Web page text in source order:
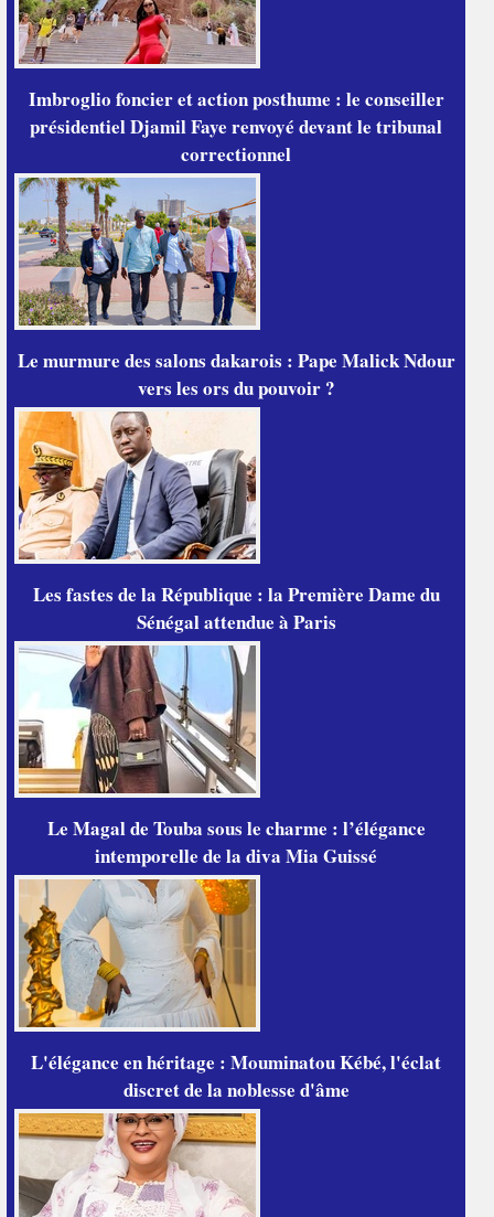
Imbroglio foncier et action posthume : le conseiller
présidentiel Djamil Faye renvoyé devant le tribunal
correctionnel
Le murmure des salons dakarois : Pape Malick Ndour
vers les ors du pouvoir ?
Les fastes de la République : la Première Dame du
Sénégal attendue à Paris
Le Magal de Touba sous le charme : l’élégance
intemporelle de la diva Mia Guissé
L'élégance en héritage : Mouminatou Kébé, l'éclat
discret de la noblesse d'âme